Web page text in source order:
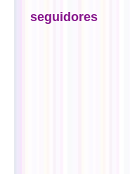
seguidores